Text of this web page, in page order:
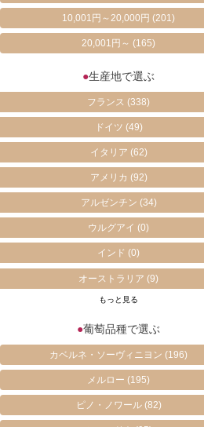
10,001円～20,000円(201)
20,001円～(165)
●生産地で選ぶ
フランス(338)
ドイツ (49)
イタリア (62)
アメリカ (92)
アルゼンチン (34)
ウルグアイ(0)
インド(0)
オーストラリア(9)
もっと見る
●葡萄品種で選ぶ
カベルネ・ソーヴィニヨン(196)
メルロー(195)
ピノ・ノワール (82)